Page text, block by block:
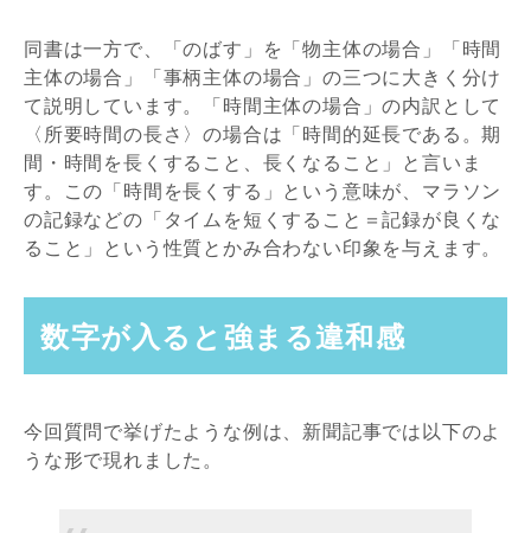
同書は一方で、「のばす」を「物主体の場合」「時間
主体の場合」「事柄主体の場合」の三つに大きく分け
て説明しています。「時間主体の場合」の内訳として
〈所要時間の長さ〉の場合は「時間的延長である。期
間・時間を長くすること、長くなること」と言いま
す。この「時間を長くする」という意味が、マラソン
の記録などの「タイムを短くすること＝記録が良くな
ること」という性質とかみ合わない印象を与えます。
数字が入ると強まる違和感
今回質問で挙げたような例は、新聞記事では以下のよ
うな形で現れました。